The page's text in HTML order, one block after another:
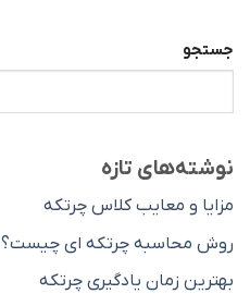
جستجو
نوشته‌های تازه
مزایا و معایب کلاس چرتکه
روش محاسبه چرتکه ای چیست؟
بهترین زمان یادگیری چرتکه